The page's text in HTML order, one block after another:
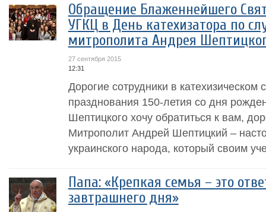
Обращение Блаженнейшего
УГКЦ в День катехизатора по
митрополита Андрея
27 сентября 2015
12:31
Дорогие сотрудники в катехизическом
празднования 150-летия со дня
Шептицкого хочу обратиться к вам,
Митрополит Андрей Шептицкий –
украинского народа, который своим
Папа: «Крепкая семья – это
завтрашнего дня»